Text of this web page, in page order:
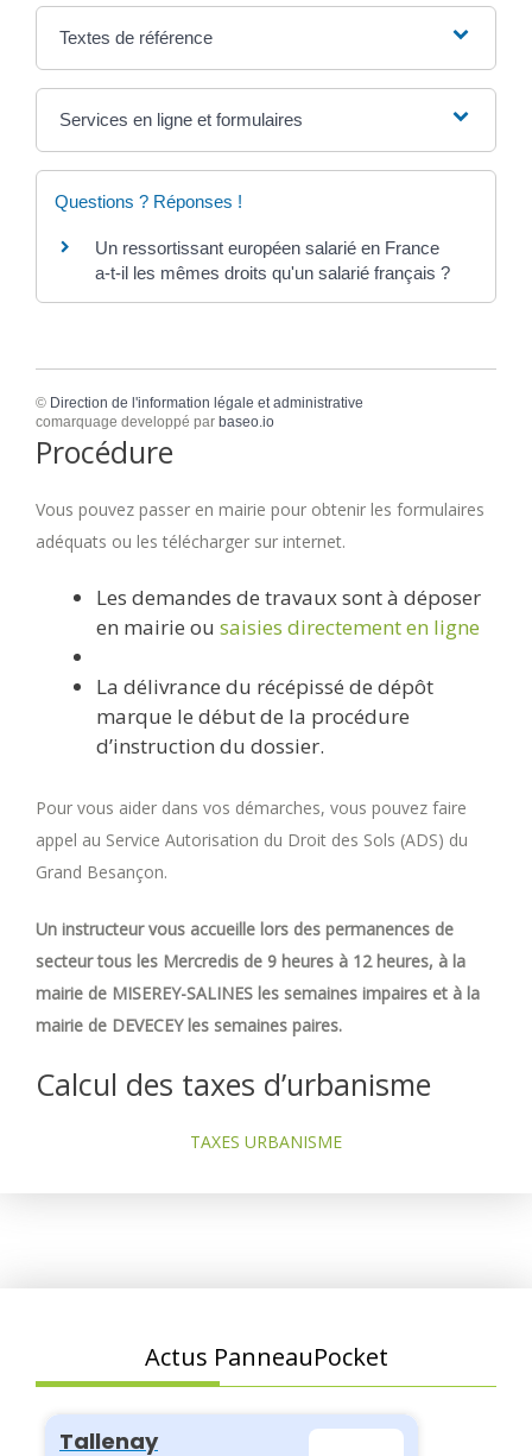
Textes de référence
Services en ligne et formulaires
Questions ? Réponses !
Un ressortissant européen salarié en France
a-t-il les mêmes droits qu'un salarié français ?
© Direction de l'information légale et administrative
comarquage developpé par baseo.io
Procédure
Vous pouvez passer en mairie pour obtenir les formulaires
adéquats ou les télécharger sur internet.
Les demandes de travaux sont à déposer
en mairie ou saisies directement en ligne
La délivrance du récépissé de dépôt
marque le début de la procédure
d’instruction du dossier.
Pour vous aider dans vos démarches, vous pouvez faire
appel au Service Autorisation du Droit des Sols (ADS) du
Grand Besançon.
Un instructeur vous accueille lors des permanences de
secteur tous les Mercredis de 9 heures à 12 heures, à la
mairie de MISEREY-SALINES les semaines impaires et à la
mairie de DEVECEY les semaines paires.
Calcul des taxes d’urbanisme
TAXES URBANISME
Actus PanneauPocket